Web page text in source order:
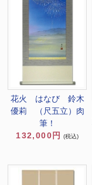
花火 はなび 鈴木
優莉 （尺五立）肉
筆！
132,000円
(税込)